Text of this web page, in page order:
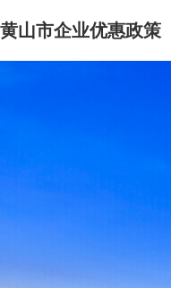
黄山市企业优惠政策